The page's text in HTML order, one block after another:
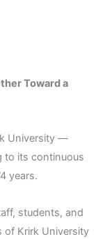
Toward a
University —
to its continuous
years.
students, and
of Krirk University